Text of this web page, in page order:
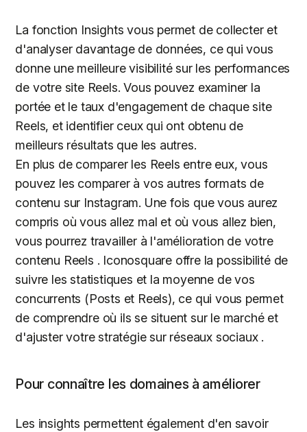
La fonction Insights vous permet de collecter et
d'analyser davantage de données, ce qui vous
donne une meilleure visibilité sur les performances
de votre site Reels. Vous pouvez examiner la
portée et le taux d'engagement de chaque site
Reels, et identifier ceux qui ont obtenu de
meilleurs résultats que les autres.
En plus de comparer les Reels entre eux, vous
pouvez les comparer à vos autres formats de
contenu sur Instagram. Une fois que vous aurez
compris où vous allez mal et où vous allez bien,
vous pourrez travailler à l'amélioration de votre
contenu Reels . Iconosquare offre la possibilité de
suivre les statistiques et la moyenne de vos
concurrents (Posts et Reels), ce qui vous permet
de comprendre où ils se situent sur le marché et
d'ajuster votre stratégie sur réseaux sociaux .
Pour connaître les domaines à améliorer
Les insights permettent également d'en savoir